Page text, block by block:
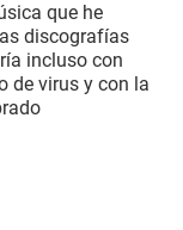
que he
discografías
incluso con
de virus y con la